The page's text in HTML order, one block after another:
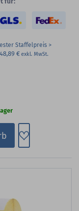
Staffelpreis
48,89 €
Zum